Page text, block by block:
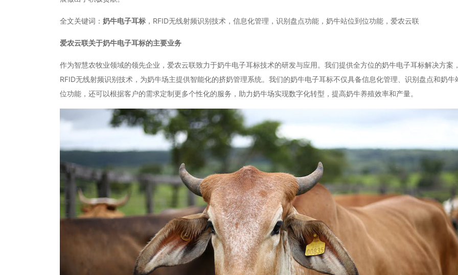
全文关键词： 奶牛电子耳标 ，RFID无线射频识别技术，信息化管理，识别盘点功能，奶牛站位到位功能，爱农云联
爱农云联关于奶牛电子耳标的主要业务
作为智慧农牧业领域的领先企业，爱农云联致力于奶牛电子耳标技术的研发与应用。我们提供全方位的奶牛电子耳标解决方案
RFID无线射频识别技术，为奶牛场主提供智能化的挤奶管理系统。我们的奶牛电子耳标不仅具备信息化管理、识别盘点和奶牛
位功能，还可以根据客户的需求定制更多个性化的服务，助力奶牛场实现数字化转型，提高奶牛养殖效率和产量。